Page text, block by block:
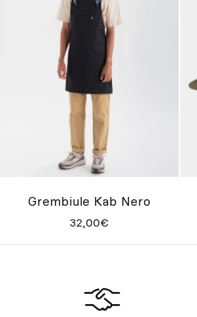
Grembiule Kab Nero
32,00€